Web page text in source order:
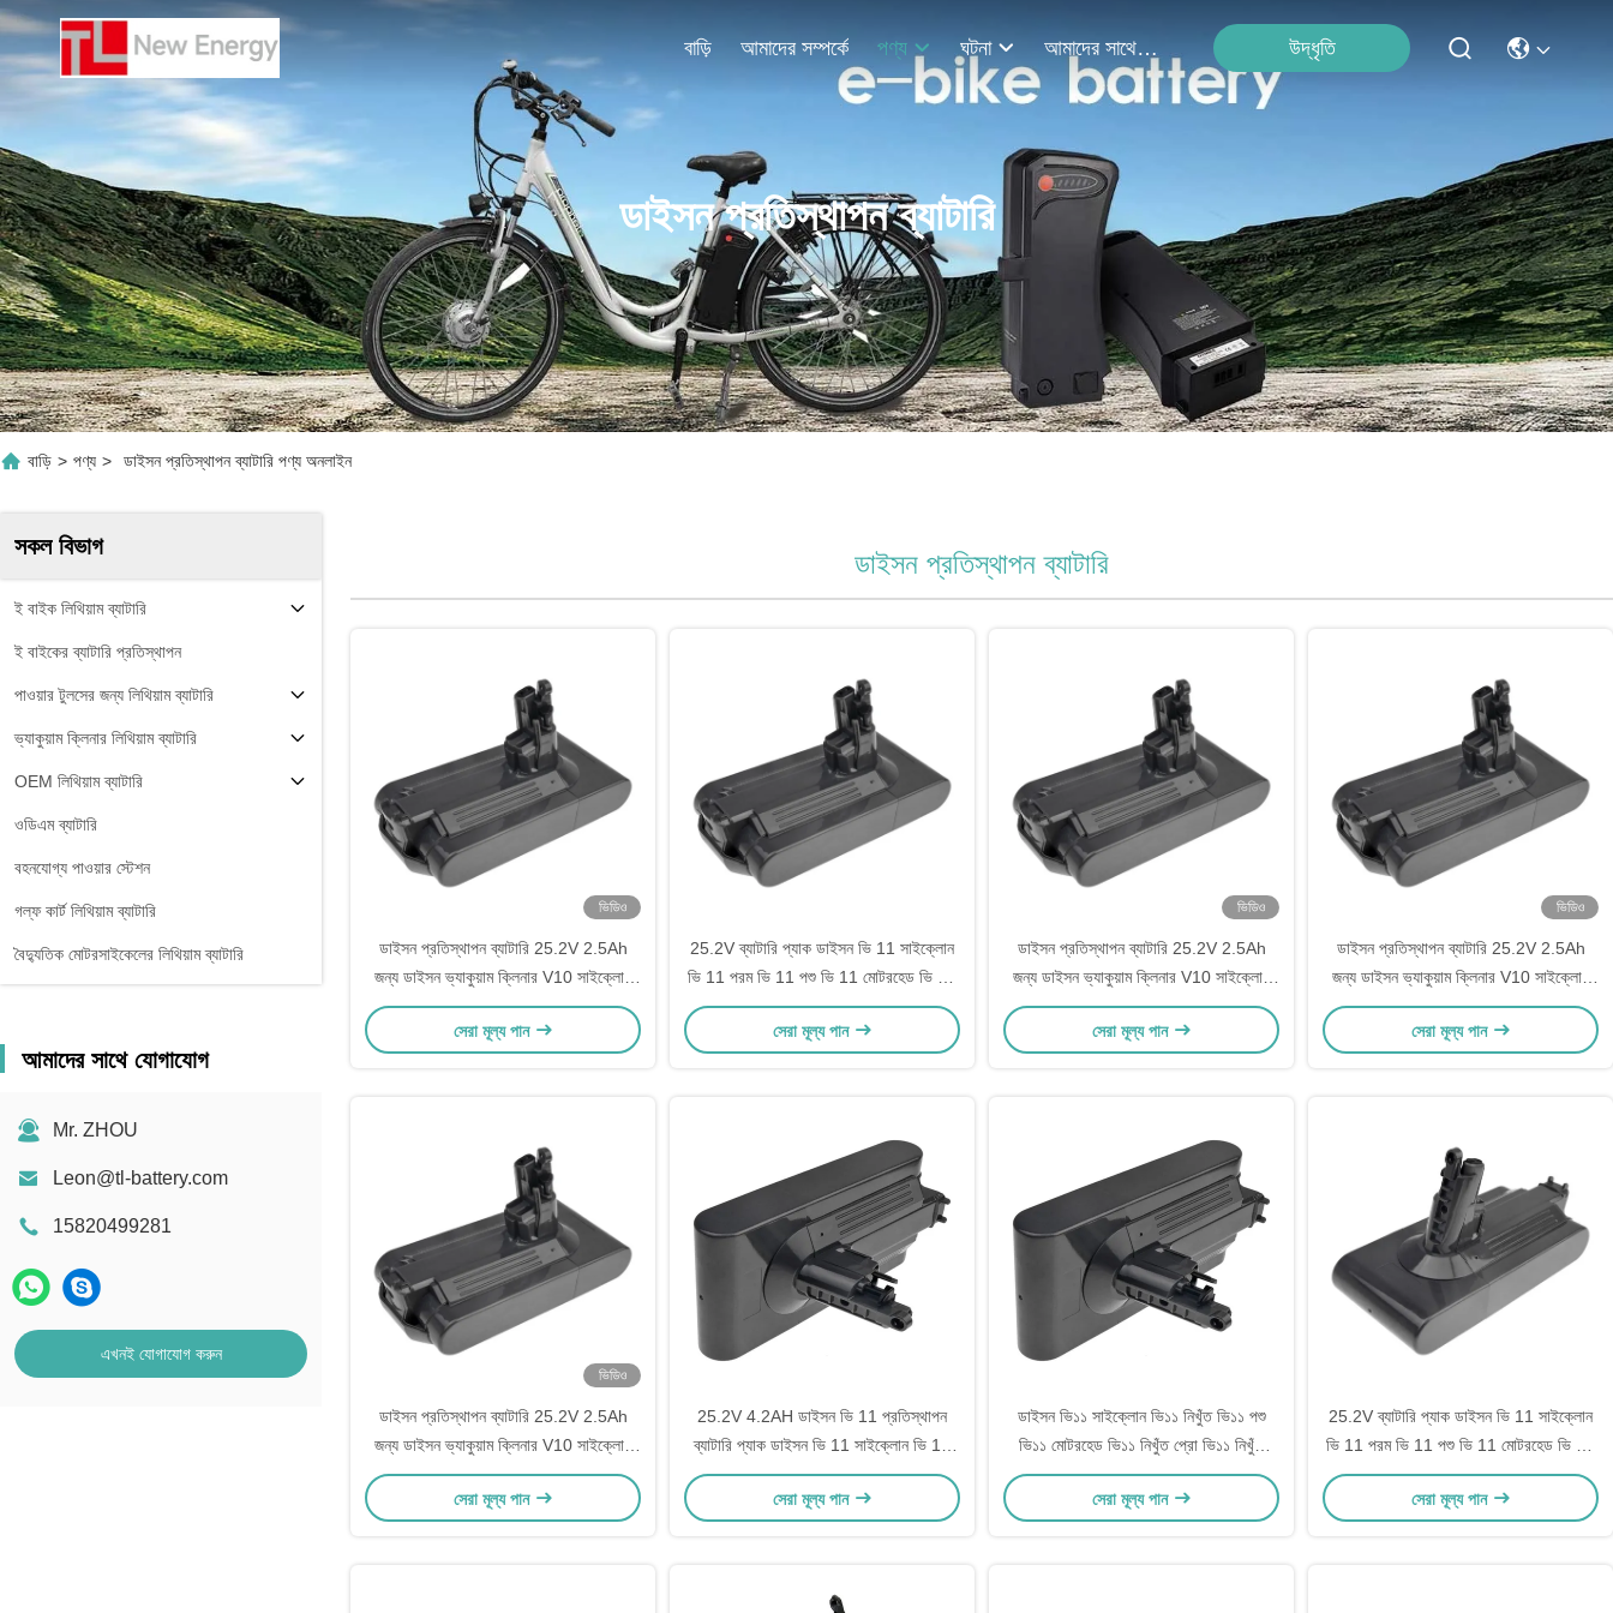
বাড়ি আমাদের সম্পর্কে পণ্য ঘটনা আমাদের সাথে যোগাযোগ উদ্ধৃতি
ডাইসন প্রতিস্থাপন ব্যাটারি
বাড়ি > পণ্য > ডাইসন প্রতিস্থাপন ব্যাটারি পণ্য অনলাইন
সকল বিভাগ
ই বাইক লিথিয়াম ব্যাটারি
ই বাইকের ব্যাটারি প্রতিস্থাপন
পাওয়ার টুলসের জন্য লিথিয়াম ব্যাটারি
ভ্যাকুয়াম ক্লিনার লিথিয়াম ব্যাটারি
OEM লিথিয়াম ব্যাটারি
ওডিএম ব্যাটারি
বহনযোগ্য পাওয়ার স্টেশন
গল্ফ কার্ট লিথিয়াম ব্যাটারি
বৈদ্যুতিক মোটরসাইকেলের লিথিয়াম ব্যাটারি
আমাদের সাথে যোগাযোগ
Mr. ZHOU
Leon@tl-battery.com
15820499281
এখনই যোগাযোগ করুন
ডাইসন প্রতিস্থাপন ব্যাটারি
ভিডিও
ডাইসন প্রতিস্থাপন ব্যাটারি 25.2V 2.5Ah
জন্য ডাইসন ভ্যাকুয়াম ক্লিনার V10 সাইক্লোন
V10 পরম V10 পশু V10 মোটরহেড
সেরা মূল্য পান
25.2V ব্যাটারি প্যাক ডাইসন ভি 11 সাইক্লোন
ভি 11 পরম ভি 11 পশু ভি 11 মোটরহেড ভি 11
পরম প্রো ভি 11 পরম এক্সট্রা ভি 11 ফ্লফি
এক্সট্রা ভি 11 পরম 25.2V 4.2Ah
সেরা মূল্য পান
ভিডিও
ডাইসন প্রতিস্থাপন ব্যাটারি 25.2V 2.5Ah
জন্য ডাইসন ভ্যাকুয়াম ক্লিনার V10 সাইক্লোন
V10 পরম V10 পশু V10 মোটরহেড
সেরা মূল্য পান
ভিডিও
ডাইসন প্রতিস্থাপন ব্যাটারি 25.2V 2.5Ah
জন্য ডাইসন ভ্যাকুয়াম ক্লিনার V10 সাইক্লোন
V10 পরম V10 পশু V10 মোটরহেড
সেরা মূল্য পান
ভিডিও
ডাইসন প্রতিস্থাপন ব্যাটারি 25.2V 2.5Ah
জন্য ডাইসন ভ্যাকুয়াম ক্লিনার V10 সাইক্লোন
V10 পরম V10 পশু V10 মোটরহেড
সেরা মূল্য পান
25.2V 4.2AH ডাইসন ভি 11 প্রতিস্থাপন
ব্যাটারি প্যাক ডাইসন ভি 11 সাইক্লোন ভি 11
পরম ভি 11 পশু ভি 11 মোটরহেড ভি 11 পরম
প্রো ভি 11 পরম এক্সট্রা ভি 11 ফ্লফি এক্সট্রা ভি
সেরা মূল্য পান
ডাইসন ভি১১ সাইক্লোন ভি১১ নিখুঁত ভি১১ পশু
ভি১১ মোটরহেড ভি১১ নিখুঁত প্রো ভি১১ নিখুঁত
এক্সট্রা ভি১১ ফ্লফি এক্সট্রা ভি১১ নিখুঁত ২৫.২ ভি
৪.২ এএইচ
সেরা মূল্য পান
25.2V ব্যাটারি প্যাক ডাইসন ভি 11 সাইক্লোন
ভি 11 পরম ভি 11 পশু ভি 11 মোটরহেড ভি 11
পরম প্রো ভি 11 পরম এক্সট্রা ভি 11 ফ্লফি
এক্সট্রা ভি 11 পরম 25.2V 4.2Ah
সেরা মূল্য পান